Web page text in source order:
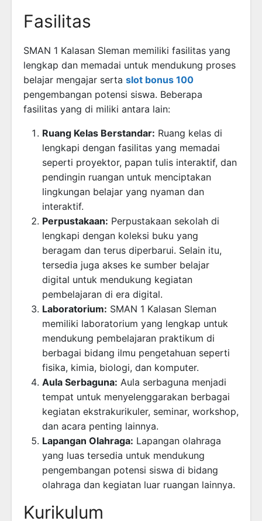
Fasilitas
SMAN 1 Kalasan Sleman memiliki fasilitas yang
lengkap dan memadai untuk mendukung proses
belajar mengajar serta slot bonus 100
pengembangan potensi siswa. Beberapa
fasilitas yang di miliki antara lain:
Ruang Kelas Berstandar: Ruang kelas di
lengkapi dengan fasilitas yang memadai
seperti proyektor, papan tulis interaktif, dan
pendingin ruangan untuk menciptakan
lingkungan belajar yang nyaman dan
interaktif.
Perpustakaan: Perpustakaan sekolah di
lengkapi dengan koleksi buku yang
beragam dan terus diperbarui. Selain itu,
tersedia juga akses ke sumber belajar
digital untuk mendukung kegiatan
pembelajaran di era digital.
Laboratorium: SMAN 1 Kalasan Sleman
memiliki laboratorium yang lengkap untuk
mendukung pembelajaran praktikum di
berbagai bidang ilmu pengetahuan seperti
fisika, kimia, biologi, dan komputer.
Aula Serbaguna: Aula serbaguna menjadi
tempat untuk menyelenggarakan berbagai
kegiatan ekstrakurikuler, seminar, workshop,
dan acara penting lainnya.
Lapangan Olahraga: Lapangan olahraga
yang luas tersedia untuk mendukung
pengembangan potensi siswa di bidang
olahraga dan kegiatan luar ruangan lainnya.
Kurikulum